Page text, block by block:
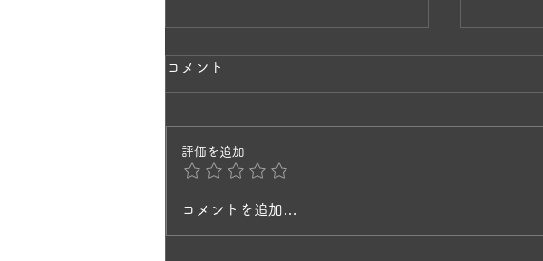
ラベンダーの香りに包まれて
✨
ずつ挿し木で増やして3年目。 と
てもキレイで、庭を歩いていると
風にそよいで、ラベンダーの香り
コメント
評価を追加
コメントを追加…